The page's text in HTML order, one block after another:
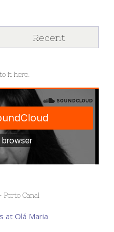
Recent
it here.
Porto Canal